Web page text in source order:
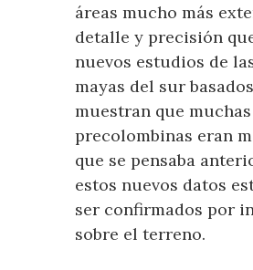
áreas mucho más
detalle y precisión
nuevos estudios de
mayas del sur
muestran que
precolombinas eran
que se pensaba
estos nuevos datos
ser confirmados por
sobre el terreno.